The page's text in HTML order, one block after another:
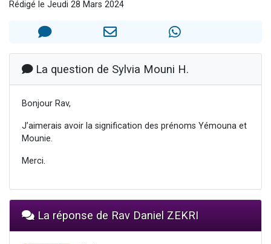
Il reste 49 places pour étudier en groupe sur Zoom
Eva vient de donner son Maasser
Rédigé le Jeudi 28 Mars 2024
La question de Sylvia Mouni H.
Bonjour Rav,
J’aimerais avoir la signification des prénoms Yémouna et
Mounie.
Merci.
La réponse de Rav Daniel ZEKRI